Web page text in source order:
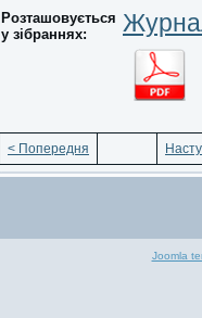
Розташовується
у зібраннях:
< Попередня
Joomla